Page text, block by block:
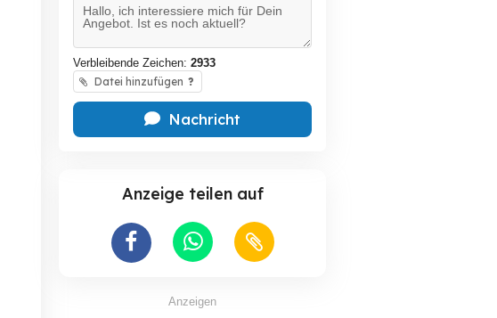
Verbleibende Zeichen: 2933
Datei hinzufügen ?
Nachricht
Anzeige teilen auf
Anzeigen